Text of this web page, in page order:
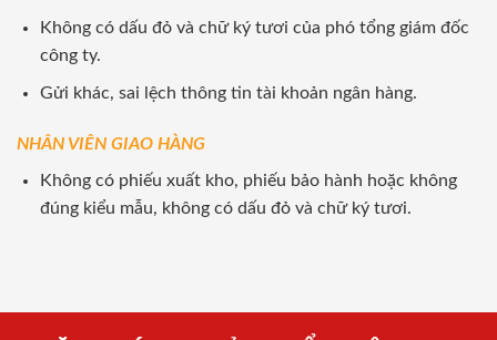
Không có dấu đỏ và chữ ký tươi của phó tổng giám đốc
công ty.
Gửi khác, sai lệch thông tin tài khoản ngân hàng.
NHÂN VIÊN GIAO HÀNG
Không có phiếu xuất kho, phiếu bảo hành hoặc không
đúng kiểu mẫu, không có dấu đỏ và chữ ký tươi.